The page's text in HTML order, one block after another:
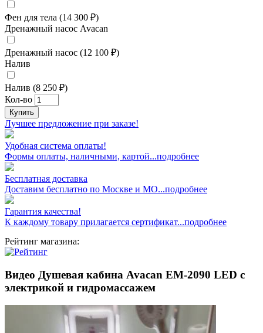
Фен для тела (14 300 ₽)
Дренажный насос Avacan
Дренажный насос (12 100 ₽)
Налив
Налив (8 250 ₽)
Кол-во
Купить
Лучшее предложение при заказе!
Удобная система оплаты!
Формы оплаты, наличными, картой...подробнее
Бесплатная доставка
Доставим бесплатно по Москве и МО...подробнее
Гарантия качества!
К каждому товару прилагается сертификат...подробнее
Рейтинг магазина:
Видео Душевая кабина Avacan EM-2090 LED с
электрикой и гидромассажем